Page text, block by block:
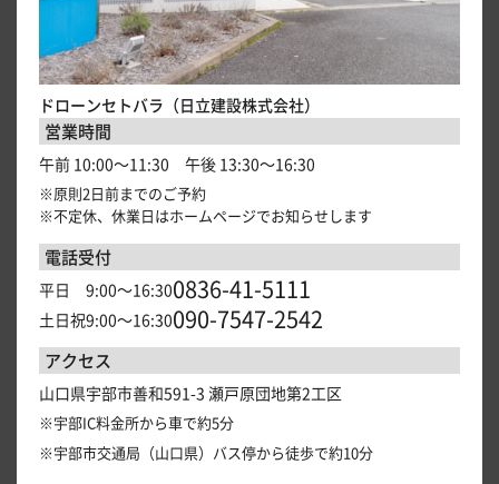
ドローンセトバラ（日立建設株式会社）
営業時間
午前 10:00～11:30 午後 13:30～16:30
※原則2日前までのご予約
※不定休、休業日はホームページでお知らせします
電話受付
平日 9:00～16:300836-41-5111
土日祝9:00～16:30090-7547-2542
アクセス
山口県宇部市善和591-3 瀬戸原団地第2工区
※宇部IC料金所から車で約5分
※宇部市交通局（山口県）バス停から徒歩で約10分